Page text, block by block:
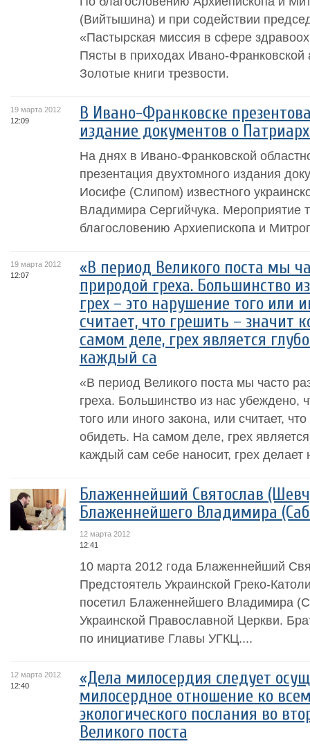
(Вийтышина) и при содействии
«Пастырская миссия в сфере
Пясты в приходах Ивано-Франковской
Золотые книги трезвости.
19 марта 2012
12:09
В Ивано-Франковске
издание документов о
На днях в Ивано-Франковской
презентация двухтомного издания
Иосифе (Слипом) известного
Владимира Сергийчука. Мероприятие
благословению Архиепископа и
19 марта 2012
12:07
«В период Великого поста мы
природой греха. Большинство
грех – это нарушение того или
считает, что грешить – значит
самом деле, грех является
каждый са
«В период Великого поста мы часто
греха. Большинство из нас убеждено,
того или иного закона, или считает,
обидеть. На самом деле, грех
каждый сам себе наносит, грех
Блаженнейший Святослав
Блаженнейшего Владимира
12 марта 2012
12:41
10 марта 2012 года Блаженнейший
Предстоятель Украинской Греко-
посетил Блаженнейшего Владимира
Украинской Православной Церкви.
по инициативе Главы УГКЦ....
12 марта 2012
12:40
«Дела милосердия следует
милосердное отношение ко
экологического послания во
Великого поста